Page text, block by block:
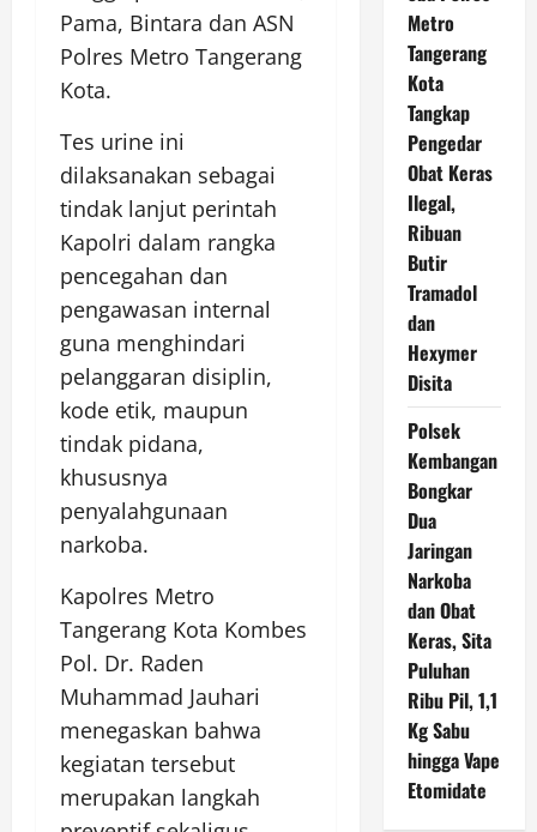
Pama, Bintara dan ASN
Polres Metro Tangerang
Kota.
Tes urine ini
dilaksanakan sebagai
tindak lanjut perintah
Kapolri dalam rangka
pencegahan dan
pengawasan internal
guna menghindari
pelanggaran disiplin,
kode etik, maupun
tindak pidana,
khususnya
penyalahgunaan
narkoba.
Kapolres Metro
Tangerang Kota Kombes
Pol. Dr. Raden
Muhammad Jauhari
menegaskan bahwa
kegiatan tersebut
merupakan langkah
Metro
Tangerang
Kota
Tangkap
Pengedar
Obat Keras
Ilegal,
Ribuan
Butir
Tramadol
dan
Hexymer
Disita
Polsek
Kembangan
Bongkar
Dua
Jaringan
Narkoba
dan Obat
Keras, Sita
Puluhan
Ribu Pil, 1,1
Kg Sabu
hingga Vape
Etomidate